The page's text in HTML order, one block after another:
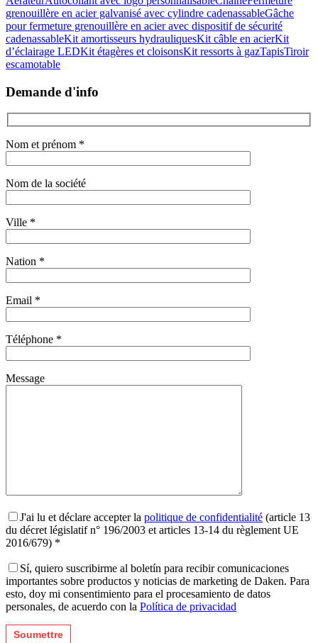
grenouillère en acier galvanisé avec cylindre cadenassableGâche
pour fermeture grenouillère en acier avec dispositif de sécurité
cadenassableKit amortisseurs hydrauliquesKit câble en acierKit
d’éclairage LEDKit étagères et cloisonsKit ressorts à gazTapisTiroir
escamotable
Demande d'info
Nom et prénom *
Nom de la société
Ville *
Nation *
Email *
Téléphone *
Message
J'ai lu et déclare accepter la politique de confidentialité (article 13
du décret législatif n° 196/2003 et articles 13-14 du règlement UE
2016/679) *
Sí, quiero suscribirme al boletín para recibir comunicaciones
importantes sobre productos y noticias de marketing de Daken. Para
esto, doy mi consentimiento para el procesamiento de datos
personales, de acuerdo con la Política de privacidad